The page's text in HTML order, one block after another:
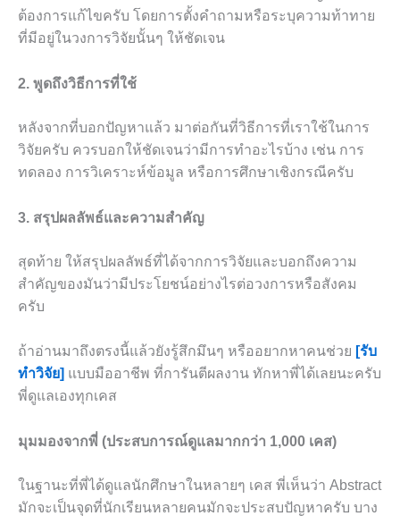
ต้องการแก้ไขครับ โดยการตั้งคำถามหรือระบุความท้าทาย
ที่มีอยู่ในวงการวิจัยนั้นๆ ให้ชัดเจน
2. พูดถึงวิธีการที่ใช้
หลังจากที่บอกปัญหาแล้ว มาต่อกันที่วิธีการที่เราใช้ในการ
วิจัยครับ ควรบอกให้ชัดเจนว่ามีการทำอะไรบ้าง เช่น การ
ทดลอง การวิเคราะห์ข้อมูล หรือการศึกษาเชิงกรณีครับ
3. สรุปผลลัพธ์และความสำคัญ
สุดท้าย ให้สรุปผลลัพธ์ที่ได้จากการวิจัยและบอกถึงความ
สำคัญของมันว่ามีประโยชน์อย่างไรต่อวงการหรือสังคม
ครับ
ถ้าอ่านมาถึงตรงนี้แล้วยังรู้สึกมึนๆ หรืออยากหาคนช่วย [รับ
ทำวิจัย] แบบมืออาชีพ ที่การันตีผลงาน ทักหาพี่ได้เลยนะครับ
พี่ดูแลเองทุกเคส
มุมมองจากพี่ (ประสบการณ์ดูแลมากกว่า 1,000 เคส)
ในฐานะที่พี่ได้ดูแลนักศึกษาในหลายๆ เคส พี่เห็นว่า Abstract
มักจะเป็นจุดที่นักเรียนหลายคนมักจะประสบปัญหาครับ บาง